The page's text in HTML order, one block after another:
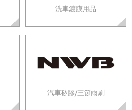
洗車鍍膜用品
汽車矽膠/三節雨刷